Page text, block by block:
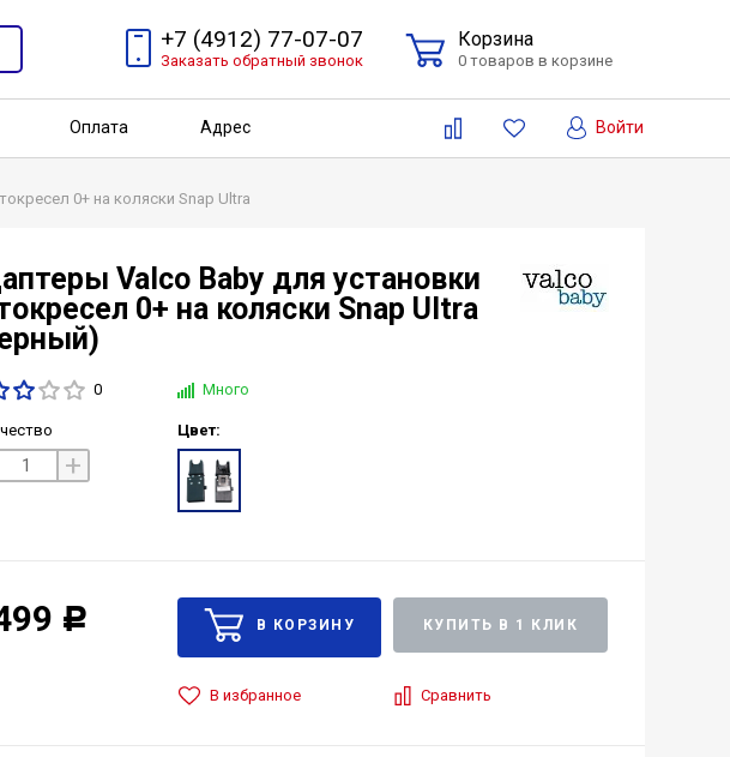
+7 (4912) 77-07-07
Заказать обратный звонок
Корзина
0 товаров в корзине
Оплата Адрес Войти
0+ на коляски Snap Ultra
Valco Baby для установки
0+ на коляски Snap Ultra
0 Много
+
Цвет:
Р КУПИТЬ В 1 КЛИК
В избранное Сравнить